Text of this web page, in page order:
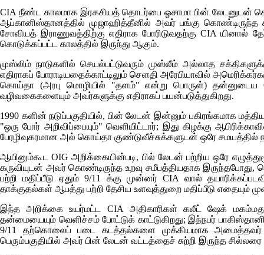
CIA நீண்ட காலமாக இரகசியத் தொடர்பை ஓசாமா பின் லேடனுடன்
ஆப்கானிஸ்தானத்தில் முஜாஹித்தீனில் அவர் பங்கு கொண்டிருந்த
சோவியத் இராணுவத்திற்கு எதிராக போரிடுவதற்குCIAயினால்
கொடுக்கப்பட்ட காலத்தில் இருந்து ஆகும்.
முஸ்லிம் நாடுகளில் செயல்பட்டுவரும் முஸ்லீம் அல்லாத
எதிராகப் போராடியதைக்காட்டிலும் செளதி அரேபியாவில்
கொய்தா (அரபு மொழியில் "தளம்" என்று பொருள்) தன்னுடைய
வழிவகைகளையும் அவர்களுக்கு எதிராகப் பயன்படுத்துகிறது.
1990 களின் நடுப்பகுதியில், பின் லேடன் இன்னும் பகிரங்கமாக
"ஒரு போர் அறிவிப்பையும்" வெளியிட்டார்; இது கிழக்கு
பேரழிவுகரமான அல் கொய்தா குண்டுவீச்சுக்களுடன் ஒரே சமயத்தில்
ஆயினும்கூடOIG அறிக்கையின்படி, பில் லேடன் பற்றிய ஒரே
கருவியுடன் அவர் கொண்டிருந்த உறவு சமீபத்தியதாக
பற்றி மதிப்பீடு ஏதும் 9/11 க்கு முன்னர் CIA
வால்
தாக்குதல்கள் ஆபத்து பற்றி தேசிய உளவுத்துறை மதிப்பீடு எதையும்
இந்த அறிக்கை உயர்மட்ட CIA அதிகாரிகள் கலீட் ஷேக்
தன்மையையும் வெளிச்சம் போட்டுக் காட்டுகிறது; இந்நபர்
9/11 தற்கொலைப் படை கடத்தல்களை முக்கியமாக அமைத்தவர்
பெரும்பகுதியில் அவர் பின் லேடன் வட்டத்தைச் சுற்றி இருந்த